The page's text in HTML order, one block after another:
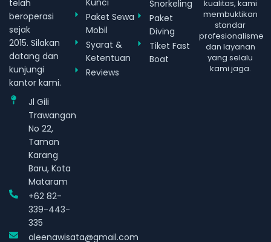
telah
beroperasi
sejak
2015. Silakan
datang dan
kunjungi
kantor kami.
Jl Gili
Trawangan
No 22,
Taman
Karang
Baru, Kota
Mataram
+62 82-
339-443-
335
aleenawisata@gmail.com
Kunci
Paket Sewa
Mobil
Syarat &
Ketentuan
Reviews
Snorkeling
Paket
Diving
Tiket Fast
Boat
kualitas, kami
membuktikan
standar
profesionalisme
dan layanan
yang selalu
kami jaga.